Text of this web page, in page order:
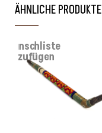
ÄHNLICHE PRODUKTE
Wunschliste
hinzufügen